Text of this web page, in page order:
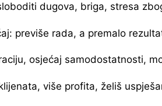
dugova, briga, stresa
previše rada, a premalo
osjećaj samodostatnosti,
više profita, želiš